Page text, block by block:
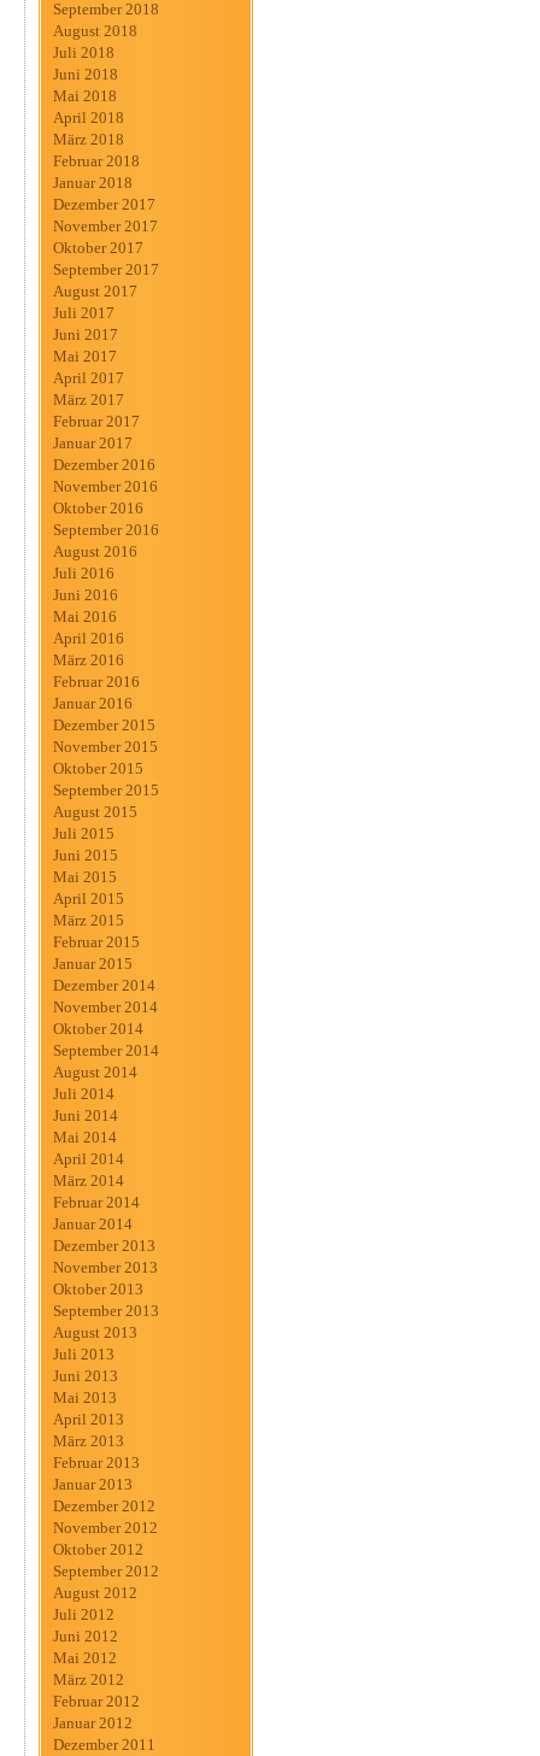
September 2018
August 2018
Juli 2018
Juni 2018
Mai 2018
April 2018
März 2018
Februar 2018
Januar 2018
Dezember 2017
November 2017
Oktober 2017
September 2017
August 2017
Juli 2017
Juni 2017
Mai 2017
April 2017
März 2017
Februar 2017
Januar 2017
Dezember 2016
November 2016
Oktober 2016
September 2016
August 2016
Juli 2016
Juni 2016
Mai 2016
April 2016
März 2016
Februar 2016
Januar 2016
Dezember 2015
November 2015
Oktober 2015
September 2015
August 2015
Juli 2015
Juni 2015
Mai 2015
April 2015
März 2015
Februar 2015
Januar 2015
Dezember 2014
November 2014
Oktober 2014
September 2014
August 2014
Juli 2014
Juni 2014
Mai 2014
April 2014
März 2014
Februar 2014
Januar 2014
Dezember 2013
November 2013
Oktober 2013
September 2013
August 2013
Juli 2013
Juni 2013
Mai 2013
April 2013
März 2013
Februar 2013
Januar 2013
Dezember 2012
November 2012
Oktober 2012
September 2012
August 2012
Juli 2012
Juni 2012
Mai 2012
März 2012
Februar 2012
Januar 2012
Dezember 2011